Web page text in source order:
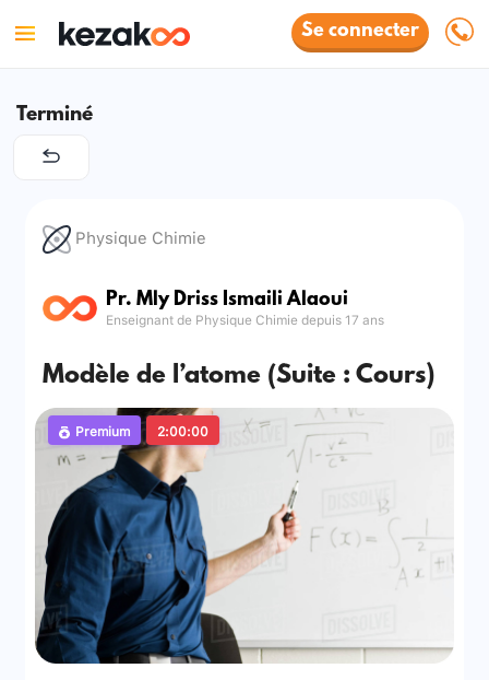
Se connecter
Terminé
Physique Chimie
Pr. Mly Driss Ismaili Alaoui
Enseignant de Physique Chimie depuis 17 ans
Modèle de l’atome (Suite : Cours)
Premium 2:00:00